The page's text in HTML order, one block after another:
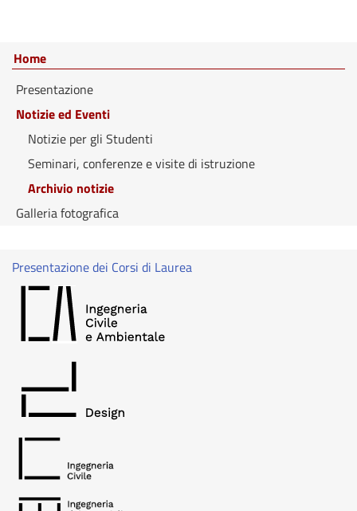
Home
Presentazione
Notizie ed Eventi
Notizie per gli Studenti
Seminari, conferenze e visite di istruzione
Archivio notizie
Galleria fotografica
Presentazione dei Corsi di Laurea